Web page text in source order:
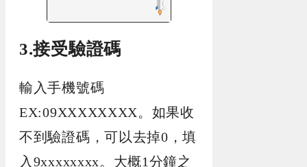
3.接受驗證碼
輸入手機號碼
EX:09XXXXXXXX。如果收
不到驗證碼，可以去掉0，填
入9xxxxxxxx。大概1分鐘之